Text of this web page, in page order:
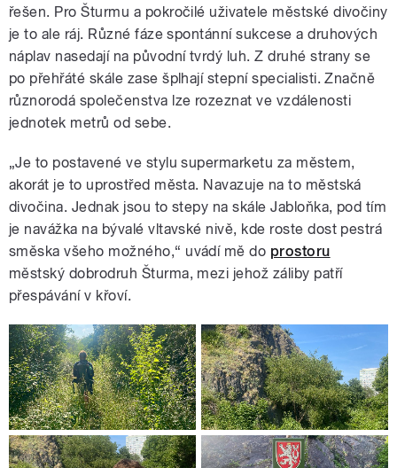
řešen. Pro Šturmu a pokročilé uživatele městské divočiny
je to ale ráj. Různé fáze spontánní sukcese a druhových
náplav nasedají na původní tvrdý luh. Z druhé strany se
po přehřáté skále zase šplhají stepní specialisti. Značně
různorodá společenstva lze rozeznat ve vzdálenosti
jednotek metrů od sebe.
„Je to postavené ve stylu supermarketu za městem,
akorát je to uprostřed města. Navazuje na to městská
divočina. Jednak jsou to stepy na skále Jabloňka, pod tím
je navážka na bývalé vltavské nivě, kde roste dost pestrá
směska všeho možného,“ uvádí mě do prostoru
městský dobrodruh Šturma, mezi jehož záliby patří
přespávání v křoví.